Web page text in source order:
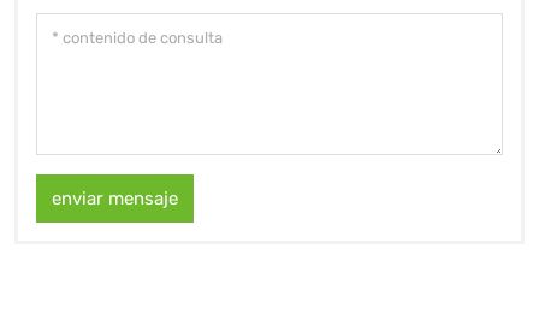
enviar mensaje